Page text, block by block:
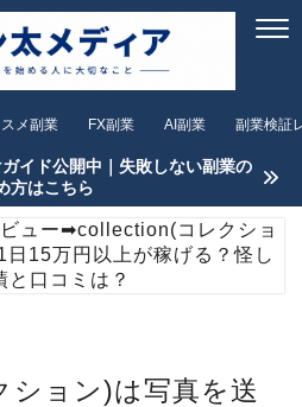
メ副業 FX副業 AI副業 副業検証
ガイド公開中｜失敗しない副業の
方はこちら
ュー➡collection(コレクショ
15万円以上が稼げる？怪し
と口コミは？
ョン)は写真を送